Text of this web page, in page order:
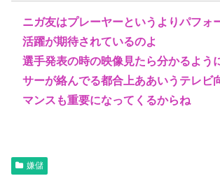
ニガ友はプレーヤーというよりパフォ
活躍が期待されているのよ
選手発表の時の映像見たら分かるよう
サーが絡んでる都合上ああいうテレビ
マンスも重要になってくるからね
嫌儲